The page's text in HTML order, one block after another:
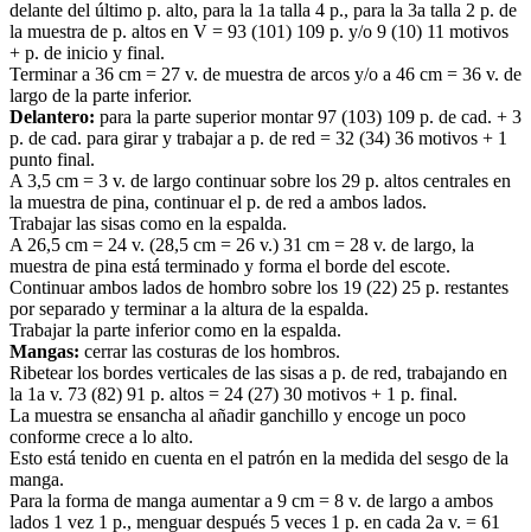
delante del último p. alto, para la 1a talla 4 p., para la 3a talla 2 p. de
la muestra de p. altos en V = 93 (101) 109 p. y/o 9 (10) 11 motivos
+ p. de inicio y final.
Terminar a 36 cm = 27 v. de muestra de arcos y/o a 46 cm = 36 v. de
largo de la parte inferior.
Delantero: para la parte superior montar 97 (103) 109 p. de cad. + 3
p. de cad. para girar y trabajar a p. de red = 32 (34) 36 motivos + 1
punto final.
A 3,5 cm = 3 v. de largo continuar sobre los 29 p. altos centrales en
la muestra de pina, continuar el p. de red a ambos lados.
Trabajar las sisas como en la espalda.
A 26,5 cm = 24 v. (28,5 cm = 26 v.) 31 cm = 28 v. de largo, la
muestra de pina está terminado y forma el borde del escote.
Continuar ambos lados de hombro sobre los 19 (22) 25 p. restantes
por separado y terminar a la altura de la espalda.
Trabajar la parte inferior como en la espalda.
Mangas: cerrar las costuras de los hombros.
Ribetear los bordes verticales de las sisas a p. de red, trabajando en
la 1a v. 73 (82) 91 p. altos = 24 (27) 30 motivos + 1 p. final.
La muestra se ensancha al añadir ganchillo y encoge un poco
conforme crece a lo alto.
Esto está tenido en cuenta en el patrón en la medida del sesgo de la
manga.
Para la forma de manga aumentar a 9 cm = 8 v. de largo a ambos
lados 1 vez 1 p., menguar después 5 veces 1 p. en cada 2a v. = 61